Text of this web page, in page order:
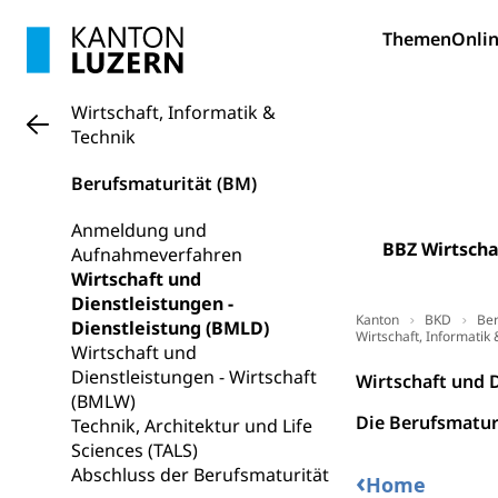
Themen
BBZ
Wirtschaft, Informatik &
Technik
Berufsmaturität (BM)
Anmeldung und
Aufnahmeverfahren
Wirtschaft und
Dienstleistungen -
Dienstleistung (BMLD)
Wirtschaft und
Dienstleistungen - Wirtschaft
(BMLW)
Technik, Architektur und Life
Sciences (TALS)
Abschluss der Berufsmaturität
Kanton BKD
Wirtschaft, Informatik
Wirtschaft und
Die
‹Home
Umschulung,
Bildung &
Schulen
Hochschule
Campus
Mittelschulen